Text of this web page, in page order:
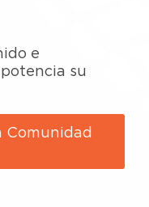
e
su
Comunidad